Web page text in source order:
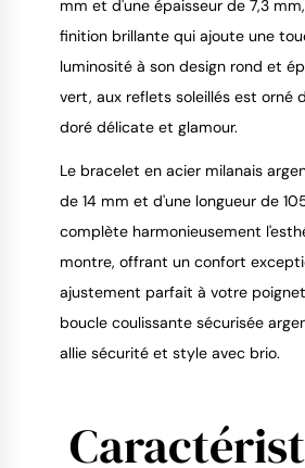
mm et d'une épaisseur de 7,3
finition brillante qui ajoute une
luminosité à son design rond et
vert, aux reflets soleillés est orné
doré délicate et glamour.
Le bracelet en acier milanais
de 14 mm et d'une longueur de
complète harmonieusement
montre, offrant un confort
ajustement parfait à votre
boucle coulissante sécurisée
allie sécurité et style avec brio.